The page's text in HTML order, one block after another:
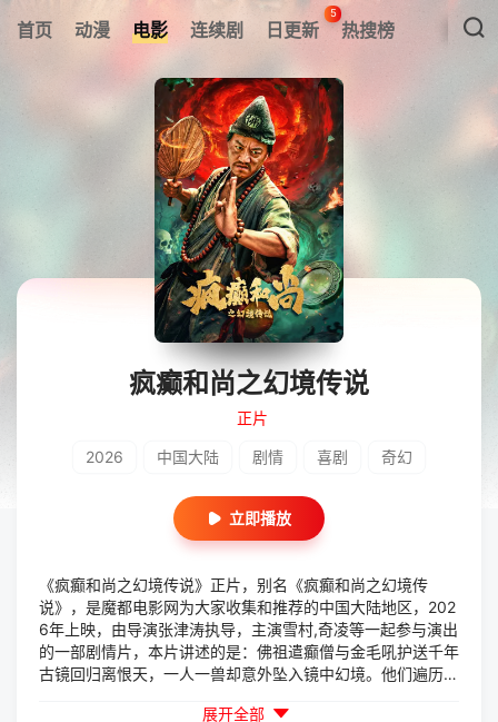
首页 动漫 电影 连续剧 日更新
5
热搜榜
疯癫和尚之幻境传说
正片
2026 中国大陆 剧情 喜剧 奇幻
立即播放
《疯癫和尚之幻境传说》正片，别名《疯癫和尚之幻境传
说》，是魔都电影网为大家收集和推荐的中国大陆地区，202
6年上映，由导演张津涛执导，主演雪村,奇凌等一起参与演出
的一部剧情片，本片讲述的是：佛祖遣癫僧与金毛吼护送千年
古镜回归离恨天，一人一兽却意外坠入镜中幻境。他们遍历千
烟，疯癫与兽性终寻得内心至宝——原来生命最美的归途，不
展开全部